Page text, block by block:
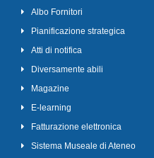
Albo Fornitori
Pianificazione strategica
Atti di notifica
Diversamente abili
Magazine
E-learning
Fatturazione elettronica
Sistema Museale di Ateneo